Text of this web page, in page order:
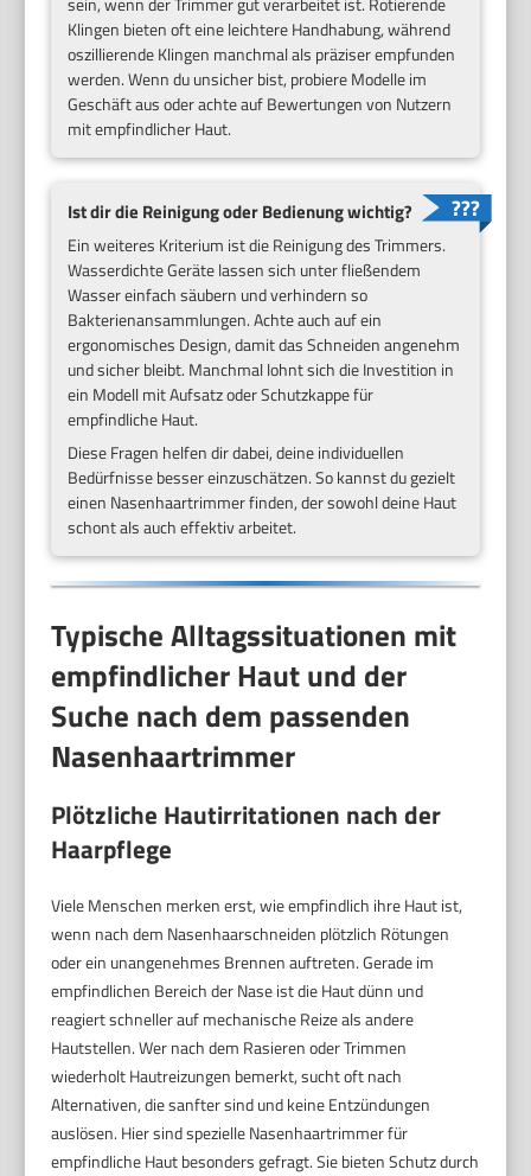
Klingen bieten oft eine leichtere Handhabung, während
oszillierende Klingen manchmal als präziser empfunden
werden. Wenn du unsicher bist, probiere Modelle im
Geschäft aus oder achte auf Bewertungen von Nutzern
mit empfindlicher Haut.
Ist dir die Reinigung oder Bedienung wichtig?
Ein weiteres Kriterium ist die Reinigung des Trimmers.
Wasserdichte Geräte lassen sich unter fließendem
Wasser einfach säubern und verhindern so
Bakterienansammlungen. Achte auch auf ein
ergonomisches Design, damit das Schneiden angenehm
und sicher bleibt. Manchmal lohnt sich die Investition in
ein Modell mit Aufsatz oder Schutzkappe für
empfindliche Haut.
Diese Fragen helfen dir dabei, deine individuellen
Bedürfnisse besser einzuschätzen. So kannst du gezielt
einen Nasenhaartrimmer finden, der sowohl deine Haut
schont als auch effektiv arbeitet.
Typische Alltagssituationen mit
empfindlicher Haut und der
Suche nach dem passenden
Nasenhaartrimmer
Plötzliche Hautirritationen nach der
Haarpflege
Viele Menschen merken erst, wie empfindlich ihre Haut ist,
wenn nach dem Nasenhaarschneiden plötzlich Rötungen
oder ein unangenehmes Brennen auftreten. Gerade im
empfindlichen Bereich der Nase ist die Haut dünn und
reagiert schneller auf mechanische Reize als andere
Hautstellen. Wer nach dem Rasieren oder Trimmen
wiederholt Hautreizungen bemerkt, sucht oft nach
Alternativen, die sanfter sind und keine Entzündungen
auslösen. Hier sind spezielle Nasenhaartrimmer für
empfindliche Haut besonders gefragt. Sie bieten Schutz durch